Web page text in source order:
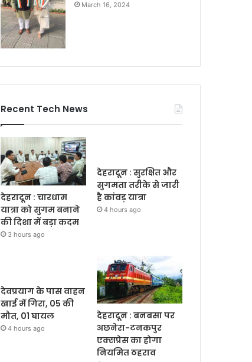
March 16, 2024
Recent Tech News
देहरादून : चारधाम
यात्रा को सुगम बनाने
की दिशा में बड़ा कदम
3 hours ago
देहरादून : सुरक्षित और
सुगमता तरीके से जारी
है कांवड़ यात्रा
4 hours ago
देवप्रयाग के पास वाहन
खाई में गिरा, 05 की
मौत, 01 घायल
4 hours ago
देहरादून : बनबसा पर
अछनेरा-टनकपुर
एक्सप्रेस का होगा
नियमित ठहराव